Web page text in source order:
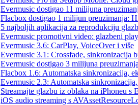
Evermusic dostigao 11 milijuna
Flacbox dostigao 1 milijun preuzimanja:
5 najboljih aplikacija za reprodukciju
Evermusic promotivni video: glazbeni
Evermusic 3.6: CarPlay, VoiceOver i više
Evermusic 3.1: Crossfade, sinkronizacija
Evermusic dostigao 3 milijuna
Flacbox 1.6: Automatska sinkronizacija,
Evermusic 2.3: Automatska
Streamajte glazbu iz oblaka na iPhoneu s
iOS audio streaming s